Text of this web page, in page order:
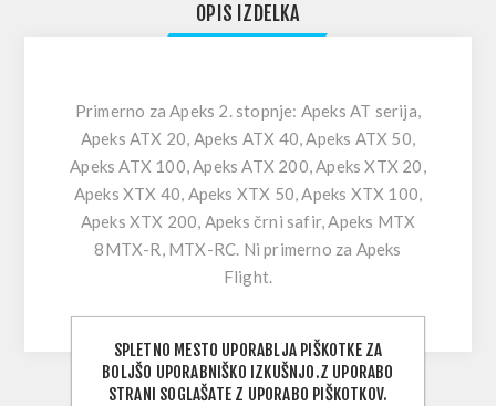
OPIS IZDELKA
Primerno za Apeks 2. stopnje: Apeks AT serija,
Apeks ATX 20, Apeks ATX 40, Apeks ATX 50,
Apeks ATX 100, Apeks ATX 200, Apeks XTX 20,
Apeks XTX 40, Apeks XTX 50, Apeks XTX 100,
Apeks XTX 200, Apeks črni safir, Apeks MTX
8MTX-R, MTX-RC. Ni primerno za Apeks
Flight.
SPLETNO MESTO UPORABLJA PIŠKOTKE ZA
BOLJŠO UPORABNIŠKO IZKUŠNJO.Z UPORABO
STRANI SOGLAŠATE Z UPORABO PIŠKOTKOV.